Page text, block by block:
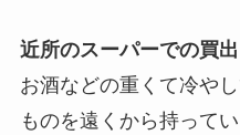
近所のスーパーでの買
お酒などの重くて冷や
ものを遠くから持ってい